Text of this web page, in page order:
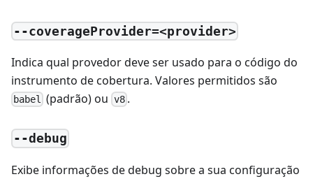
--coverageProvider=<provider>
Indica qual provedor deve ser usado para o código do
instrumento de cobertura. Valores permitidos são
babel (padrão) ou v8.
--debug
Exibe informações de debug sobre a sua configuração